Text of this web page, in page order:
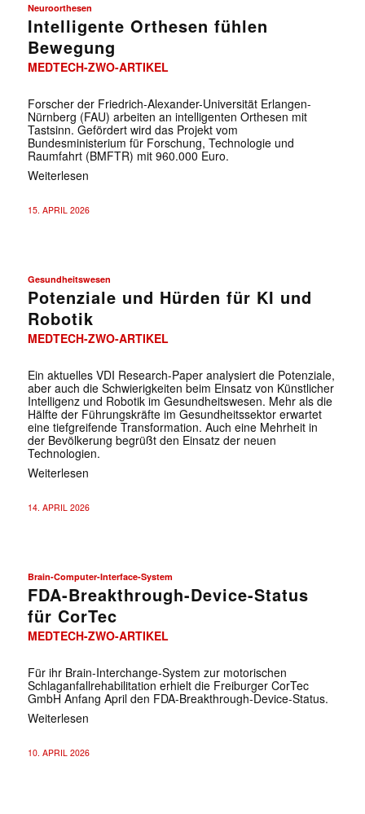
Neuroorthesen
Intelligente Orthesen fühlen
Bewegung
MEDTECH-ZWO-ARTIKEL
Forscher der Friedrich-Alexander-Universität Erlangen-
Nürnberg (FAU) arbeiten an intelligenten Orthesen mit
Tastsinn. Gefördert wird das Projekt vom
Bundesministerium für Forschung, Technologie und
Raumfahrt (BMFTR) mit 960.000 Euro.
Weiterlesen
15. APRIL 2026
Gesundheitswesen
Potenziale und Hürden für KI und
Robotik
MEDTECH-ZWO-ARTIKEL
Ein aktuelles VDI Research-Paper analysiert die Potenziale,
aber auch die Schwierigkeiten beim Einsatz von Künstlicher
Intelligenz und Robotik im Gesundheitswesen. Mehr als die
Hälfte der Führungskräfte im Gesundheitssektor erwartet
eine tiefgreifende Transformation. Auch eine Mehrheit in
der Bevölkerung begrüßt den Einsatz der neuen
Technologien.
Weiterlesen
14. APRIL 2026
Brain-Computer-Interface-System
FDA-Breakthrough-Device-Status
für CorTec
MEDTECH-ZWO-ARTIKEL
Für ihr Brain-Interchange-System zur motorischen
Schlaganfallrehabilitation erhielt die Freiburger CorTec
GmbH Anfang April den FDA-Breakthrough-Device-Status.
Weiterlesen
10. APRIL 2026